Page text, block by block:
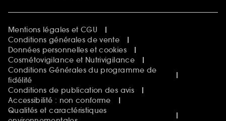
Mentions légales et CGU
Conditions générales de vente
Données personnelles et cookies
Cosmétovigilance et Nutrivigilance
Conditions Générales du programme de
fidélité
Conditions de publication des avis
Accessibilité : non conforme
Qualités et caractéristiques